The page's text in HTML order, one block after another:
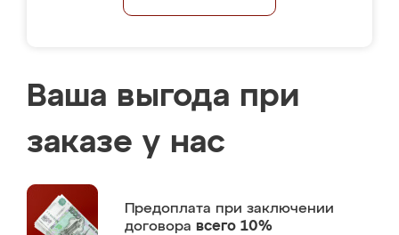
Ваша выгода при
заказе у нас
Предоплата при заключении
договора всего 10%